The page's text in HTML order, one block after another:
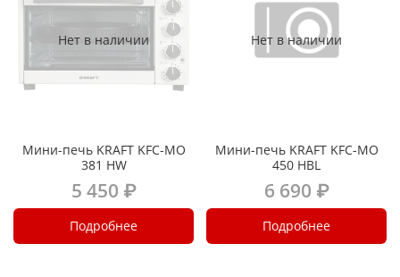
Нет в наличии
Мини-печь KRAFT KFC-MO
381 HW
5 450 ₽
Подробнее
Нет в наличии
Мини-печь KRAFT KFC-MO
450 HBL
6 690 ₽
Подробнее